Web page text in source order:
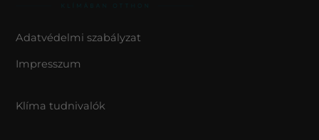
Adatvédelmi szabályzat
Impresszum
Klíma tudnivalók